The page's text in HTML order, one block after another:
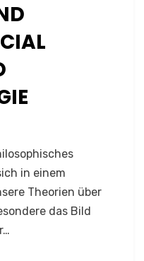
in einem
Theorien über
das Bild